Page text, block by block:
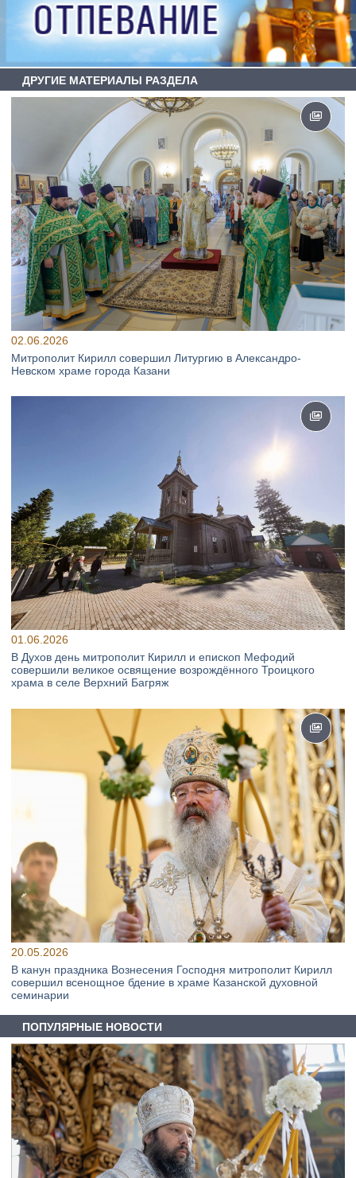
ДРУГИЕ МАТЕРИАЛЫ РАЗДЕЛА
02.06.2026
Митрополит Кирилл совершил Литургию в Александро-
Невском храме города Казани
01.06.2026
В Духов день митрополит Кирилл и епископ Мефодий
совершили великое освящение возрождённого Троицкого
храма в селе Верхний Багряж
20.05.2026
В канун праздника Вознесения Господня митрополит Кирилл
совершил всенощное бдение в храме Казанской духовной
семинарии
ПОПУЛЯРНЫЕ НОВОСТИ